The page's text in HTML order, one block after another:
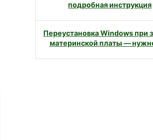
подробная инструкция
Переустановка Windows при
материнской платы —